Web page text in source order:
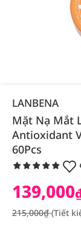
LANBENA
Mặt Nạ Mắt
Antioxidant
60Pcs
139,000
215,000₫(Tiết